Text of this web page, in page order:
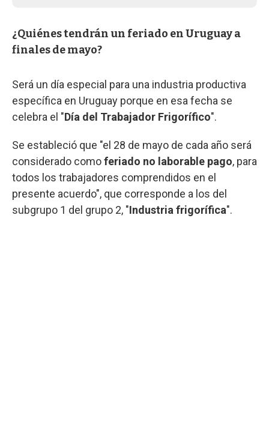
¿Quiénes tendrán un feriado en Uruguay a
finales de mayo?
Será un día especial para una industria productiva
específica en Uruguay porque en esa fecha se
celebra el "Día del Trabajador Frigorífico".
Se estableció que "el 28 de mayo de cada año será
considerado comoferiado no laborable pago, para
todos los trabajadores comprendidos en el
presente acuerdo", que corresponde a los del
subgrupo 1 del grupo 2, "Industria frigorífica".